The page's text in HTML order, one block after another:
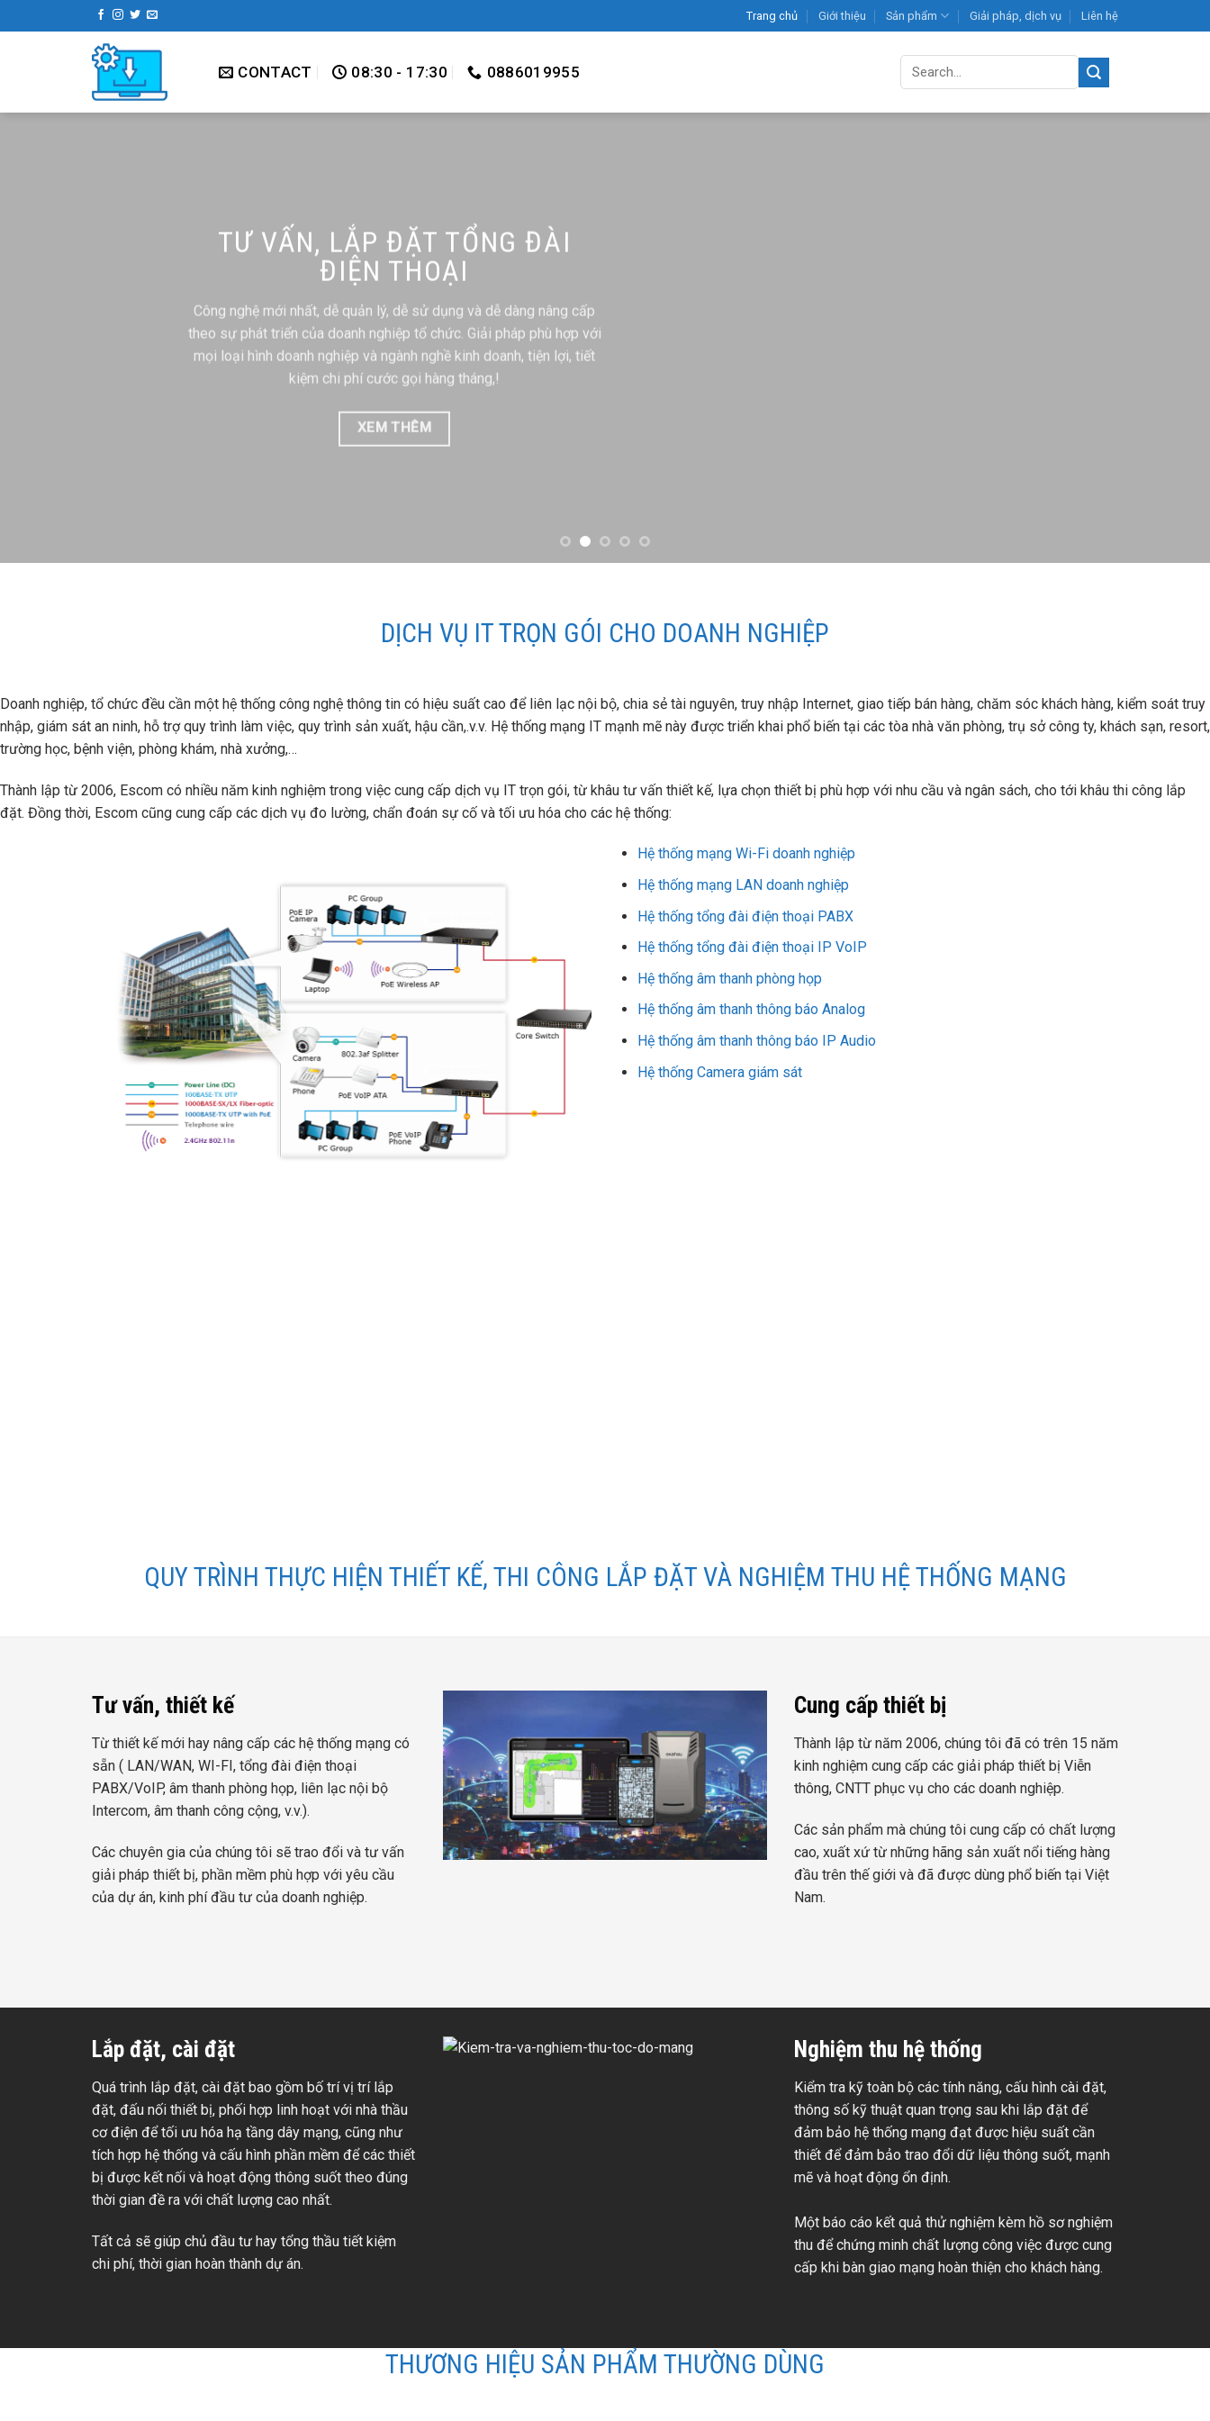
to
Trang chủ Giới thiệu Sản phẩm Giải pháp, dịch vụ Liên hệ
CONTACT 08:30 - 17:30 0886019955
for:
TƯ VẤN, LẮP ĐẶT TỔNG ĐÀI
ĐIỆN THOẠI
Công nghệ mới nhất, dễ quản lý, dễ sử dụng và dễ dàng nâng cấp
theo sự phát triển của doanh nghiệp tổ chức. Giải pháp phù hợp với
mọi loại hình doanh nghiệp và ngành nghề kinh doanh, tiện lợi, tiết
kiệm chi phí cước gọi hàng tháng,!
XEM THÊM
DỊCH VỤ IT TRỌN GÓI CHO DOANH NGHIỆP
Doanh nghiệp, tổ chức đều cần một hệ thống công nghệ thông tin có hiệu suất cao để liên lạc nội bộ, chia sẻ tài nguyên, truy nhập Internet, giao tiếp bán hàng, chăm sóc khách hàng, kiểm soát truy
nhập, giám sát an ninh, hỗ trợ quy trình làm việc, quy trình sản xuất, hậu cần,.v.v. Hệ thống mạng IT mạnh mẽ này được triển khai phổ biến tại các tòa nhà văn phòng, trụ sở công ty, khách sạn, resort,
trường học, bệnh viện, phòng khám, nhà xưởng,…
Thành lập từ 2006, Escom có nhiều năm kinh nghiệm trong việc cung cấp dịch vụ IT trọn gói, từ khâu tư vấn thiết kế, lựa chọn thiết bị phù hợp với nhu cầu và ngân sách, cho tới khâu thi công lắp
đặt. Đồng thời, Escom cũng cung cấp các dịch vụ đo lường, chẩn đoán sự cố và tối ưu hóa cho các hệ thống:
Hệ thống mạng Wi-Fi doanh nghiệp
Hệ thống mạng LAN doanh nghiệp
Hệ thống tổng đài điện thoại PABX
Hệ thống tổng đài điện thoại IP VoIP
Hệ thống âm thanh phòng họp
Hệ thống âm thanh thông báo Analog
Hệ thống âm thanh thông báo IP Audio
Hệ thống Camera giám sát
QUY TRÌNH THỰC HIỆN THIẾT KẾ, THI CÔNG LẮP ĐẶT VÀ NGHIỆM THU HỆ THỐNG MẠNG
Tư vấn, thiết kế
Từ thiết kế mới hay nâng cấp các hệ thống mạng có
sẵn ( LAN/WAN, WI-FI, tổng đài điện thoại
PABX/VoIP, âm thanh phòng họp, liên lạc nội bộ
Intercom, âm thanh công cộng, v.v.).
Các chuyên gia của chúng tôi sẽ trao đổi và tư vấn
giải pháp thiết bị, phần mềm phù hợp với yêu cầu
của dự án, kinh phí đầu tư của doanh nghiệp.
Cung cấp thiết bị
Thành lập từ năm 2006, chúng tôi đã có trên 15 năm
kinh nghiệm cung cấp các giải pháp thiết bị Viễn
thông, CNTT phục vụ cho các doanh nghiệp.
Các sản phẩm mà chúng tôi cung cấp có chất lượng
cao, xuất xứ từ những hãng sản xuất nổi tiếng hàng
đầu trên thế giới và đã được dùng phổ biến tại Việt
Nam.
Lắp đặt, cài đặt
Quá trình lắp đặt, cài đặt bao gồm bố trí vị trí lắp
đặt, đấu nối thiết bị, phối hợp linh hoạt với nhà thầu
cơ điện để tối ưu hóa hạ tầng dây mạng, cũng như
tích hợp hệ thống và cấu hình phần mềm để các thiết
bị được kết nối và hoạt động thông suốt theo đúng
thời gian đề ra với chất lượng cao nhất.
Tất cả sẽ giúp chủ đầu tư hay tổng thầu tiết kiệm
chi phí, thời gian hoàn thành dự án.
Nghiệm thu hệ thống
Kiểm tra kỹ toàn bộ các tính năng, cấu hình cài đặt,
thông số kỹ thuật quan trọng sau khi lắp đặt để
đảm bảo hệ thống mạng đạt được hiệu suất cần
thiết để đảm bảo trao đổi dữ liệu thông suốt, mạnh
mẽ và hoạt động ổn định.
Một báo cáo kết quả thử nghiệm kèm hồ sơ nghiệm
thu để chứng minh chất lượng công việc được cung
cấp khi bàn giao mạng hoàn thiện cho khách hàng.
THƯƠNG HIỆU SẢN PHẨM THƯỜNG DÙNG